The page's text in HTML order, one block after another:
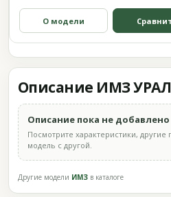
О модели
Описание ИМЗ УРАЛ
Описание пока не добавлено
Посмотрите характеристики, другие
модель с другой.
Другие модели ИМЗ в каталоге